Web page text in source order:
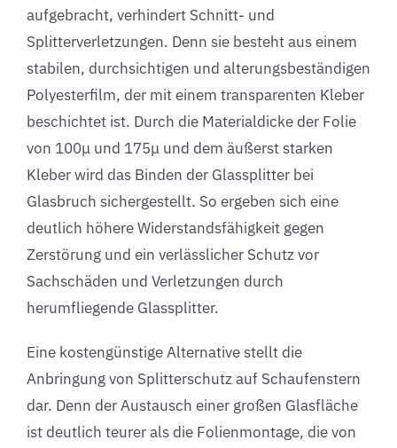
aufgebracht, verhindert Schnitt- und
Splitterverletzungen. Denn sie besteht aus einem
stabilen, durchsichtigen und alterungsbeständigen
Polyesterfilm, der mit einem transparenten Kleber
beschichtet ist. Durch die Materialdicke der Folie
von 100μ und 175μ und dem äußerst starken
Kleber wird das Binden der Glassplitter bei
Glasbruch sichergestellt. So ergeben sich eine
deutlich höhere Widerstandsfähigkeit gegen
Zerstörung und ein verlässlicher Schutz vor
Sachschäden und Verletzungen durch
herumfliegende Glassplitter.
Eine kostengünstige Alternative stellt die
Anbringung von Splitterschutz auf Schaufenstern
dar. Denn der Austausch einer großen Glasfläche
ist deutlich teurer als die Folienmontage, die von